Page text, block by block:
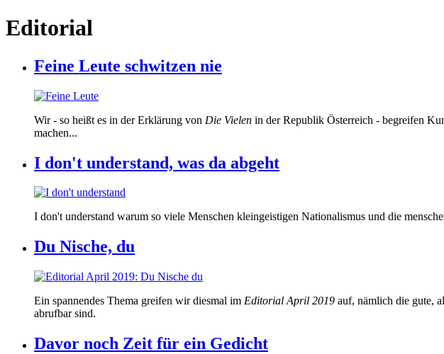
Editorial
Feine Leute schwitzen nie
Wir - so heißt es in der Erklärung von Die Vielen in der Republik Österreich - begreifen
machen...
I don't understand, was da abgeht
I don't understand warum so viele Menschen kleingeistigen Nationalismus und die
Du Nische, du
Ein spannendes Thema greifen wir diesmal im Editorial April 2019 auf, nämlich die gute,
abrufbar sind.
Davor noch Zeit für ein Gedicht